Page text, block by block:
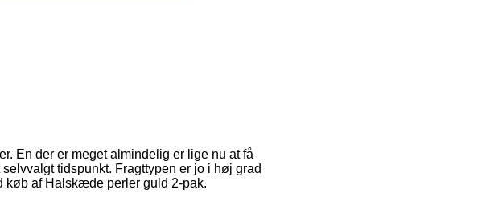
En der er meget almindelig er lige nu at få
tidspunkt. Fragttypen er jo i høj grad
køb af Halskæde perler guld 2-pak.